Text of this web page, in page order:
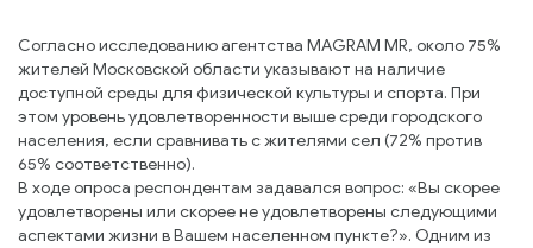
Согласно исследованию агентства MAGRAM MR, около 75%
жителей Московской области указывают на наличие
доступной среды для физической культуры и спорта. При
этом уровень удовлетворенности выше среди городского
населения, если сравнивать с жителями сел (72% против
65% соответственно).
В ходе опроса респондентам задавался вопрос: «Вы скорее
удовлетворены или скорее не удовлетворены следующими
аспектами жизни в Вашем населенном пункте?». Одним из